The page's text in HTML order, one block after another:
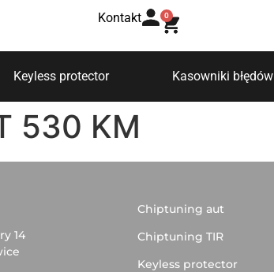
Kontakt 0
Keyless protector Kasowniki błędów
530 KM
14
Chiptuning aut
Chiptuning TIR
Keyless protector